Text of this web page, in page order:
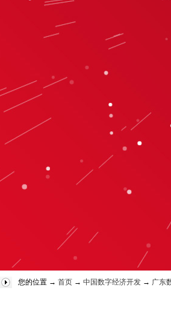
您的位置 → 首页 → 中国数字经济开发 → 广东